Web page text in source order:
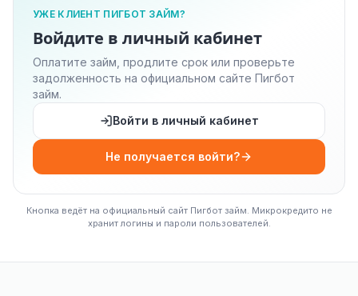
УЖЕ КЛИЕНТ ПИГБОТ ЗАЙМ?
Войдите в личный кабинет
Оплатите займ, продлите срок или проверьте
задолженность на официальном сайте Пигбот
займ.
Войти в личный кабинет
Не получается войти?
Кнопка ведёт на официальный сайт Пигбот займ. Микрокредито не
хранит логины и пароли пользователей.